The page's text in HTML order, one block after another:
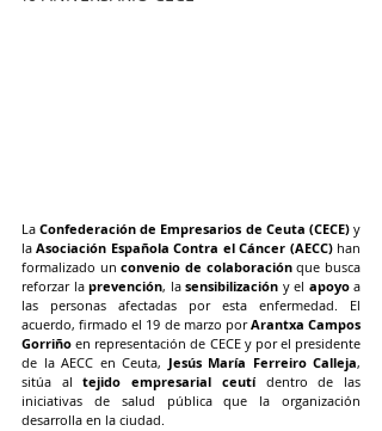
La Confederación de Empresarios de Ceuta (CECE) y
la Asociación Española Contra el Cáncer (AECC) han
formalizado un convenio de colaboración que busca
reforzar la prevención, la sensibilización y el apoyo a
las personas afectadas por esta enfermedad. El
acuerdo, firmado el 19 de marzo por Arantxa Campos
Gorriño en representación de CECE y por el presidente
de la AECC en Ceuta, Jesús María Ferreiro Calleja,
sitúa al tejido empresarial ceutí dentro de las
iniciativas de salud pública que la organización
desarrolla en la ciudad.